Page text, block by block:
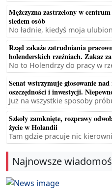
Mężczyzna zastrzelony w
siedem osób
No ładnie, kiedyś moja
Rząd zakaże zatrudniania
holenderskich rzeźniach. Zakaz
No to Holendrzy do pracy w
Senat wstrzymuje głosowanie
oszczędności i inwestycji.
Już na wszystkie sposoby
Szkoły zamknięte, rozprawy
życie w Holandii
Tam gdzie pracuje nic
Najnowsze